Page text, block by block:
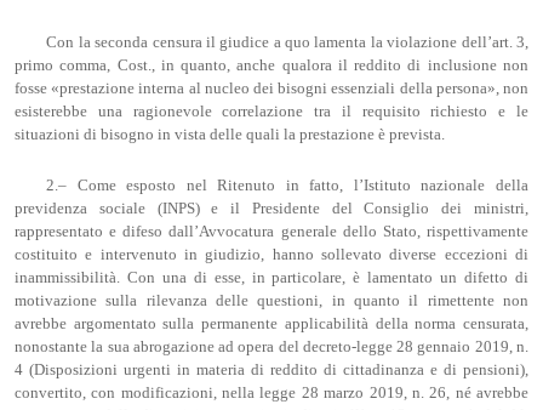
Con la seconda censura il giudice a quo lamenta la violazione dell’art. 3,
primo comma, Cost., in quanto, anche qualora il reddito di inclusione non
fosse «prestazione interna al nucleo dei bisogni essenziali della persona», non
esisterebbe una ragionevole correlazione tra il requisito richiesto e le
situazioni di bisogno in vista delle quali la prestazione è prevista.
2.– Come esposto nel Ritenuto in fatto, l’Istituto nazionale della
previdenza sociale (INPS) e il Presidente del Consiglio dei ministri,
rappresentato e difeso dall’Avvocatura generale dello Stato, rispettivamente
costituito e intervenuto in giudizio, hanno sollevato diverse eccezioni di
inammissibilità. Con una di esse, in particolare, è lamentato un difetto di
motivazione sulla rilevanza delle questioni, in quanto il rimettente non
avrebbe argomentato sulla permanente applicabilità della norma censurata,
nonostante la sua abrogazione ad opera del decreto-legge 28 gennaio 2019, n.
4 (Disposizioni urgenti in materia di reddito di cittadinanza e di pensioni),
convertito, con modificazioni, nella legge 28 marzo 2019, n. 26, né avrebbe